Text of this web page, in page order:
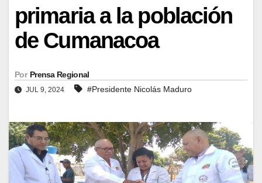
primaria a la población
de Cumanacoa
Por Prensa Regional
JUL 9, 2024 #Presidente Nicolás Maduro